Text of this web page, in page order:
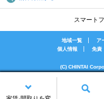
スマート
地域一覧 ア
個人情報
免責
(C) CHINTAI
[PR]賃貸物件の疑
[PR]賃貸生活の工